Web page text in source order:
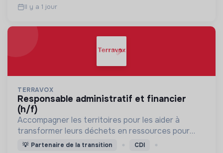
Il y a 1 jour
TERRAVOX
responsable administratif et financier
(h/f)
Accompagner les territoires pour les aider à
transformer leurs déchets en ressources pour
mieux vivre la ville !
💡 Partenaire de la transition CDI